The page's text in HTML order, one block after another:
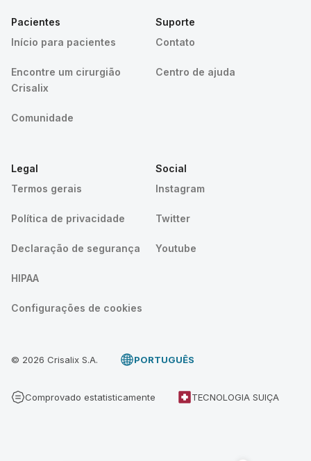
Pacientes
Início para pacientes
Encontre um cirurgião
Crisalix
Comunidade
Suporte
Contato
Centro de ajuda
Legal
Termos gerais
Política de privacidade
Declaração de segurança
HIPAA
Configurações de cookies
Social
Instagram
Twitter
Youtube
© 2026 Crisalix S.A. PORTUGUÊS
Comprovado estatisticamente TECNOLOGIA SUIÇA